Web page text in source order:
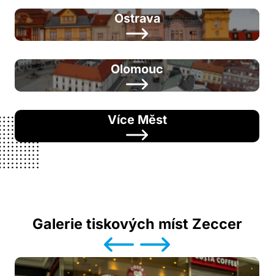
Ostrava
Olomouc
Více Měst
Galerie tiskových míst Zeccer